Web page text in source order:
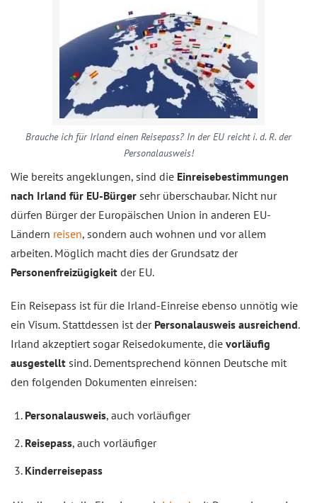
Brauche ich für Irland einen Reisepass? In der EU reicht i. d. R. der
Personalausweis!
Wie bereits angeklungen, sind die Einreisebestimmungen
nach Irland für EU-Bürger sehr überschaubar. Nicht nur
dürfen Bürger der Europäischen Union in anderen EU-
Ländern reisen, sondern auch wohnen und vor allem
arbeiten. Möglich macht dies der Grundsatz der
Personenfreizügigkeit der EU.
Ein Reisepass ist für die Irland-Einreise ebenso unnötig wie
ein Visum. Stattdessen ist der Personalausweis ausreichend.
Irland akzeptiert sogar Reisedokumente, die vorläufig
ausgestellt sind. Dementsprechend können Deutsche mit
den folgenden Dokumenten einreisen:
Personalausweis, auch vorläufiger
Reisepass, auch vorläufiger
Kinderreisepass